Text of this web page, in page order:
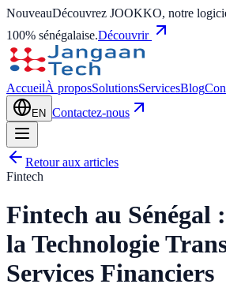
NouveauDécouvrez JOOKKO, notre
100% sénégalaise.Découvrir
AccueilÀ proposSolutionsServicesBlog
EN Contactez-nous
Retour aux articles
Fintech
Fintech au Sénégal
la Technologie
Services Financiers